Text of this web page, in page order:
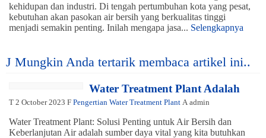
kehidupan dan industri. Di tengah pertumbuhan kota yang pesat,
kebutuhan akan pasokan air bersih yang berkualitas tinggi
menjadi semakin penting. Inilah mengapa jasa... Selengkapnya
J Mungkin Anda tertarik membaca artikel ini..
Water Treatment Plant Adalah
T 2 October 2023 F Pengertian Water Treatment Plant A admin
Water Treatment Plant: Solusi Penting untuk Air Bersih dan
Keberlanjutan Air adalah sumber daya vital yang kita butuhkan